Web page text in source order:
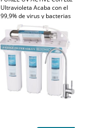
Ultravioleta Acaba con el
99,9% de virus y bacterias
Aire sano, sin malos olores,
para toda la familia. Seguro,
potente, económico,
silencioso.